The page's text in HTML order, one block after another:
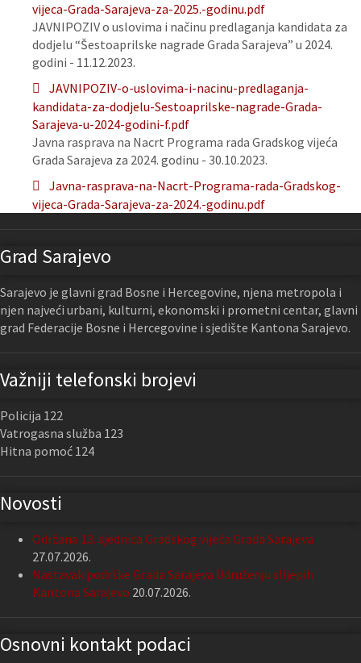
vijeca-Grada-Sarajeva-za-2025.-godinu.pdf
JAVNIPOZIV o uslovima i načinu predlaganja kandidata za
dodjelu “Šestoaprilske nagrade Grada Sarajeva” u 2024.
godini - 11.12.2023.
JAVNIPOZIV-o-uslovima-i-nacinu-predlaganja-
kandidata-za-dodjelu-Sestoaprilske-nagrade-Grada-
Sarajeva-u-2024-godini-f.pdf
Javna rasprava na Nacrt Programa rada Gradskog vijeća
Grada Sarajeva za 2024. godinu - 30.10.2023.
Javna-rasprava-na-Nacrt-Programa-rada-Gradskog-
vijeca-Grada-Sarajeva-za-2024.-godinu.pdf
Grad Sarajevo
Sarajevo je glavni grad Bosne i Hercegovine, njena metropola i
njen najveći urbani, kulturni, ekonomski i prometni centar, glavni
grad Federacije Bosne i Hercegovine i sjedište Kantona Sarajevo.
Važniji telefonski brojevi
Policija 122
Vatrogasna služba 123
Hitna pomoć 124
Novosti
Održana 13. sjednica Gradskog vijeća Grada Sarajeva
27.07.2026.
Nastavak podrške Grada Sarajeva Udruženju slijepih
Kantona Sarajevo 20.07.2026.
Osnovni kontakt podaci